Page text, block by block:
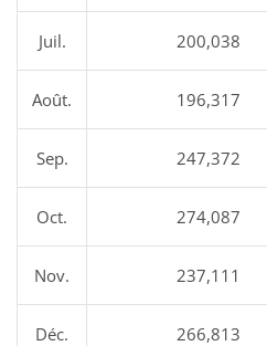
Juil. 200,038
Août. 196,317
Sep. 247,372
Oct. 274,087
Nov. 237,111
Déc. 266,813